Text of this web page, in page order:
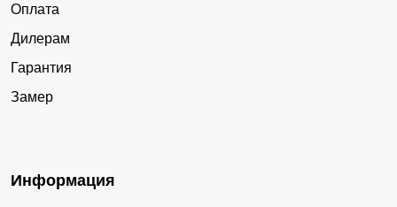
Оплата
Дилерам
Гарантия
Замер
Информация